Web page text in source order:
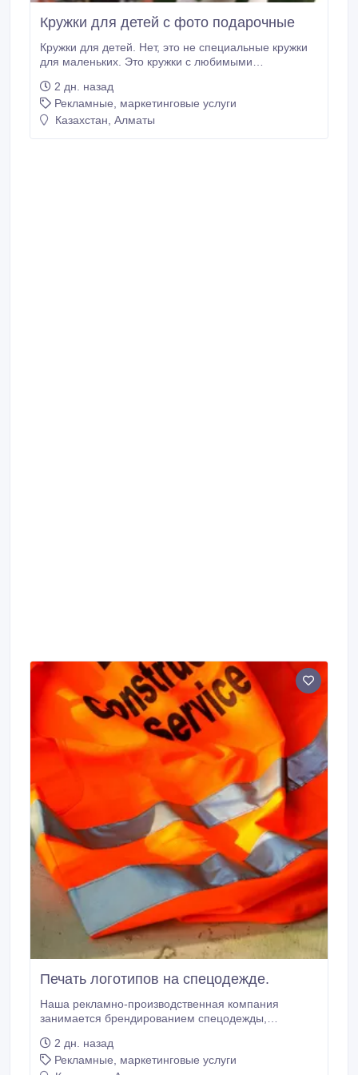
Кружки для детей с фото подарочные
Кружки для детей. Нет, это не специальные кружки
для маленьких. Это кружки с любимыми
домашними питомцами. Можно сделать
интересный коллаж. Кружки с фотографиями
пользуются большим спросом. Увидев свое фото на
2 дн. назад
Рекламные, маркетинговые услуги
Казахстан, Алматы
Печать логотипов на спецодежде.
Наша рекламно-производственная компания
занимается брендированием спецодежды,
наносится на изделие методом шелкографической
печати, флекса, вышивки .Этот методы позволяют
2 дн. назад
Рекламные, маркетинговые услуги